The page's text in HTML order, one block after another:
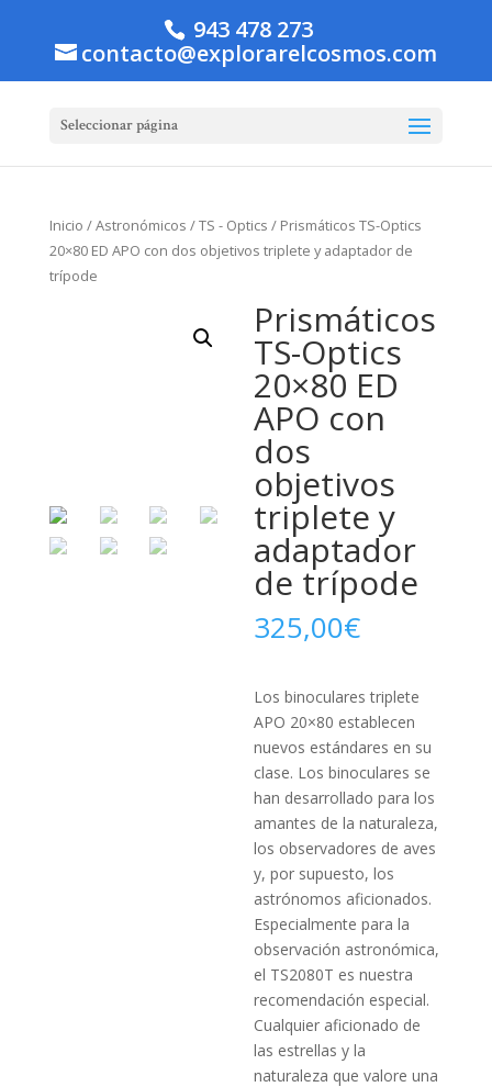
943 478 273
contacto@explorarelcosmos.com
Seleccionar página
Inicio /Astronómicos /TS - Optics / Prismáticos TS-Optics
20×80 ED APO con dos objetivos triplete y adaptador de
trípode
Prismáticos
TS-Optics
20×80 ED
APO con
dos
objetivos
triplete y
adaptador
de trípode
325,00€
Los binoculares triplete
APO 20×80 establecen
nuevos estándares en su
clase. Los binoculares se
han desarrollado para los
amantes de la naturaleza,
los observadores de aves
y, por supuesto, los
astrónomos aficionados.
Especialmente para la
observación astronómica,
el TS2080T es nuestra
recomendación especial.
Cualquier aficionado de
las estrellas y la
naturaleza que valore una